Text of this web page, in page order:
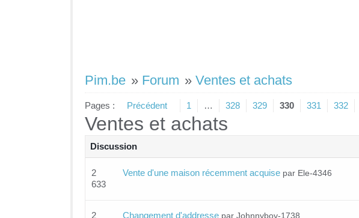
Pim.be » Forum » Ventes et achats
Pages : Précédent 1 … 328 329 330 331 332
Ventes et achats
Discussion
2
633
Vente d'une maison récemment acquise par Ele-4346
2
Changement d'addresse par Johnnyboy-1738